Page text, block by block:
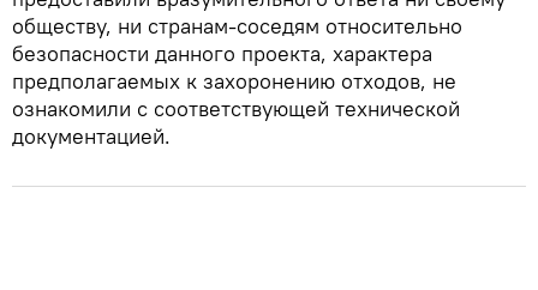
обществу, ни странам-соседям относительно
безопасности данного проекта, характера
предполагаемых к захоронению отходов, не
ознакомили с соответствующей технической
документацией.